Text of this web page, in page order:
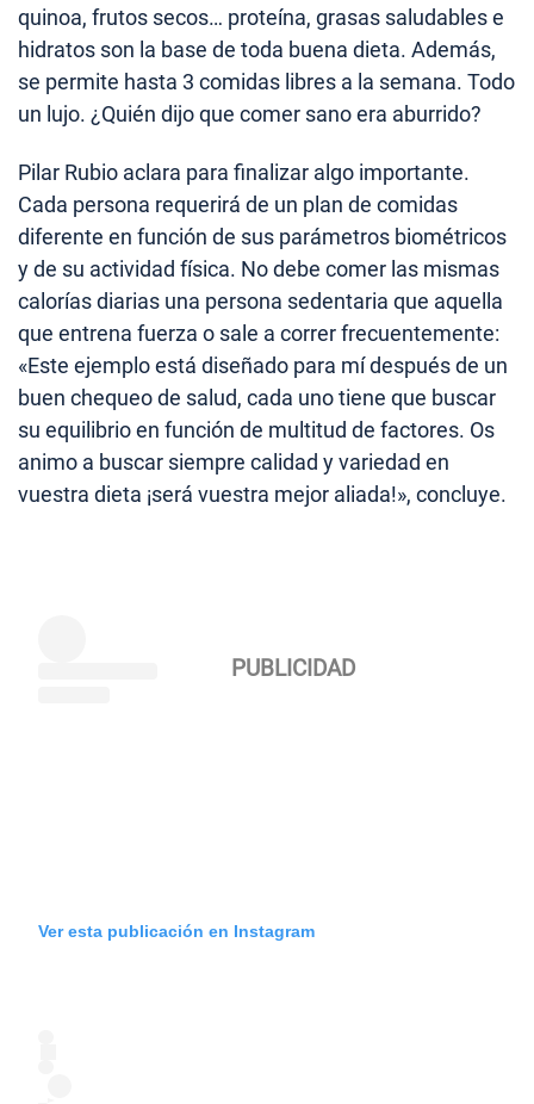
quinoa, frutos secos… proteína, grasas saludables e
hidratos son la base de toda buena dieta. Además,
se permite hasta 3 comidas libres a la semana. Todo
un lujo. ¿Quién dijo que comer sano era aburrido?
Pilar Rubio aclara para finalizar algo importante.
Cada persona requerirá de un plan de comidas
diferente en función de sus parámetros biométricos
y de su actividad física. No debe comer las mismas
calorías diarias una persona sedentaria que aquella
que entrena fuerza o sale a correr frecuentemente:
«Este ejemplo está diseñado para mí después de un
buen chequeo de salud, cada uno tiene que buscar
su equilibrio en función de multitud de factores. Os
animo a buscar siempre calidad y variedad en
vuestra dieta ¡será vuestra mejor aliada!», concluye.
Ver esta publicación en Instagram